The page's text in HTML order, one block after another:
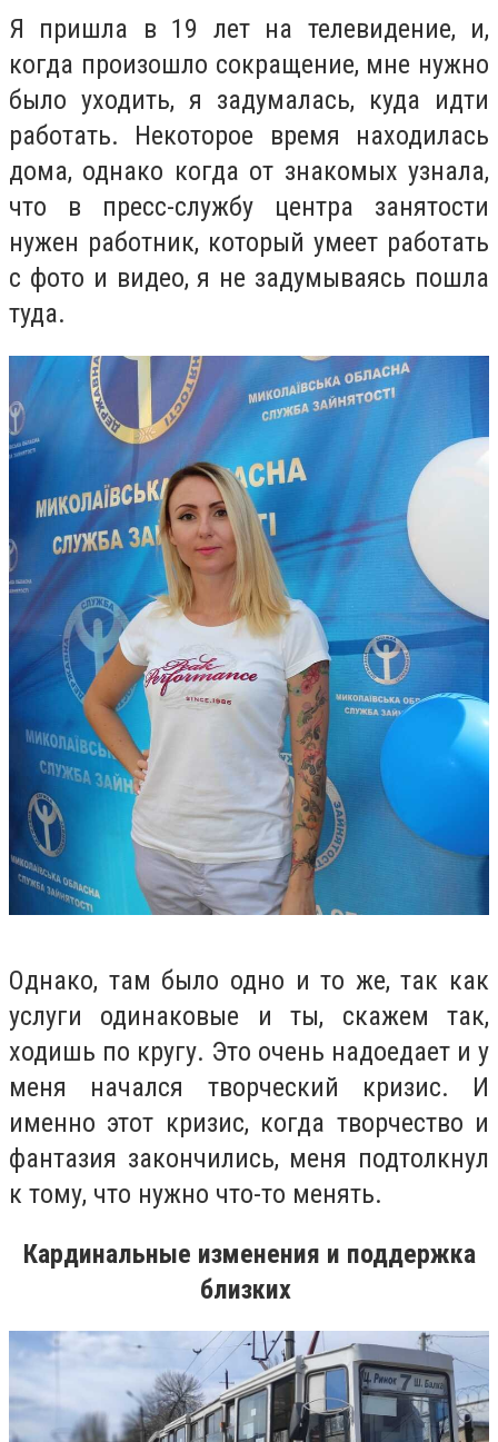
Я пришла в 19 лет на телевидение, и,
когда произошло сокращение, мне нужно
было уходить, я задумалась, куда идти
работать. Некоторое время находилась
дома, однако когда от знакомых узнала,
что в пресс-службу центра занятости
нужен работник, который умеет работать
с фото и видео, я не задумываясь пошла
туда.
Однако, там было одно и то же, так как
услуги одинаковые и ты, скажем так,
ходишь по кругу. Это очень надоедает и у
меня начался творческий кризис. И
именно этот кризис, когда творчество и
фантазия закончились, меня подтолкнул
к тому, что нужно что-то менять.
Кардинальные изменения и поддержка
близких